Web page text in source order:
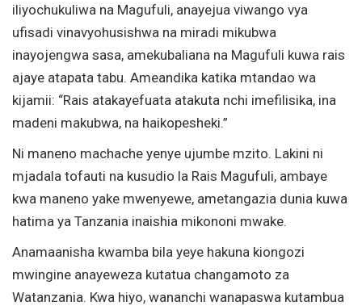
iliyochukuliwa na Magufuli, anayejua viwango vya
ufisadi vinavyohusishwa na miradi mikubwa
inayojengwa sasa, amekubaliana na Magufuli kuwa rais
ajaye atapata tabu. Ameandika katika mtandao wa
kijamii: “Rais atakayefuata atakuta nchi imefilisika, ina
madeni makubwa, na haikopesheki.”
Ni maneno machache yenye ujumbe mzito. Lakini ni
mjadala tofauti na kusudio la Rais Magufuli, ambaye
kwa maneno yake mwenyewe, ametangazia dunia kuwa
hatima ya Tanzania inaishia mikononi mwake.
Anamaanisha kwamba bila yeye hakuna kiongozi
mwingine anayeweza kutatua changamoto za
Watanzania. Kwa hiyo, wananchi wanapaswa kutambua